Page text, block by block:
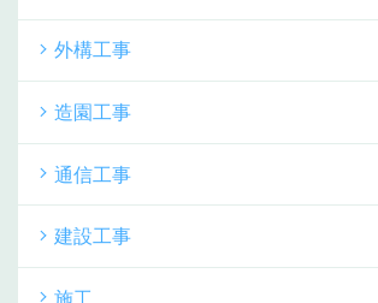
外構工事
造園工事
通信工事
建設工事
施工